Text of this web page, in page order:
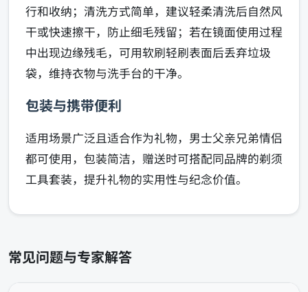
行和收纳；清洗方式简单，建议轻柔清洗后自然风
干或快速擦干，防止细毛残留；若在镜面使用过程
中出现边缘残毛，可用软刷轻刷表面后丢弃垃圾
袋，维持衣物与洗手台的干净。
包装与携带便利
适用场景广泛且适合作为礼物，男士父亲兄弟情侣
都可使用，包装简洁，赠送时可搭配同品牌的剃须
工具套装，提升礼物的实用性与纪念价值。
常见问题与专家解答